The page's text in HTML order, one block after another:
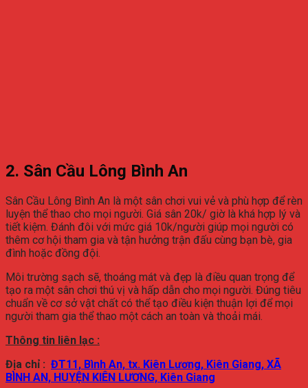
2. Sân Cầu Lông Bình An
Sân Cầu Lông Bình An là một sân chơi vui vẻ và phù hợp để rèn
luyện thể thao cho mọi người. Giá sân 20k/ giờ là khá hợp lý và
tiết kiệm. Đánh đôi với mức giá 10k/người giúp mọi người có
thêm cơ hội tham gia và tận hưởng trận đấu cùng bạn bè, gia
đình hoặc đồng đội.
Môi trường sạch sẽ, thoáng mát và đẹp là điều quan trọng để
tạo ra một sân chơi thú vị và hấp dẫn cho mọi người. Đúng tiêu
chuẩn về cơ sở vật chất có thể tạo điều kiện thuận lợi để mọi
người tham gia thể thao một cách an toàn và thoải mái.
Thông tin liên lạc :
Địa chỉ : ĐT11, Bình An, tx. Kiên Lương, Kiên Giang, XÃ
BÌNH AN, HUYỆN KIÊN LƯƠNG, Kiên Giang